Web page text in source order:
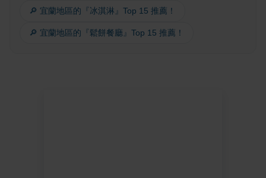
🔎 宜蘭地區的『冰淇淋』Top 15 推薦！
🔎 宜蘭地區的『鬆餅餐廳』Top 15 推薦！